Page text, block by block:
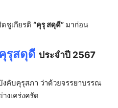
ชูเกียรติ “คุรุ สดุดี” มาก่อน
คุรุสดุดี ประจำปี 2567
คับคุรุสภา ว่าด้วยจรรยาบรรณ
งเคร่งครัด